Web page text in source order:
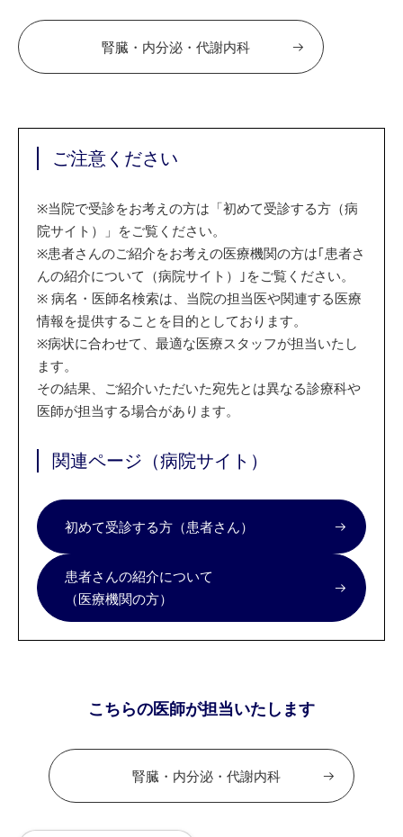
腎臓・内分泌・代謝内科
ご注意ください
※当院で受診をお考えの方は「初めて受診する方（病
院サイト）」をご覧ください。
※患者さんのご紹介をお考えの医療機関の方は｢患者さ
んの紹介について（病院サイト）｣をご覧ください。
※ 病名・医師名検索は、当院の担当医や関連する医療
情報を提供することを目的としております。
※病状に合わせて、最適な医療スタッフが担当いたし
ます。
その結果、ご紹介いただいた宛先とは異なる診療科や
医師が担当する場合があります。
関連ページ（病院サイト）
初めて受診する方（患者さん）
患者さんの紹介について
（医療機関の方）
こちらの医師が担当いたします
腎臓・内分泌・代謝内科